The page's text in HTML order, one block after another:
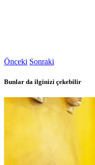
Önceki Sonraki
Bunlar da ilginizi çekebilir